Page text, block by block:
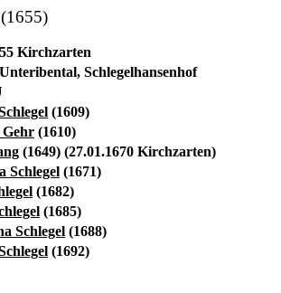
Kirchzarten
Schlegelhansenhof
(1609)
(1610)
(1649) (27.01.1670 Kirchzarten)
Schlegel (1671)
(1682)
(1685)
Schlegel (1688)
(1692)